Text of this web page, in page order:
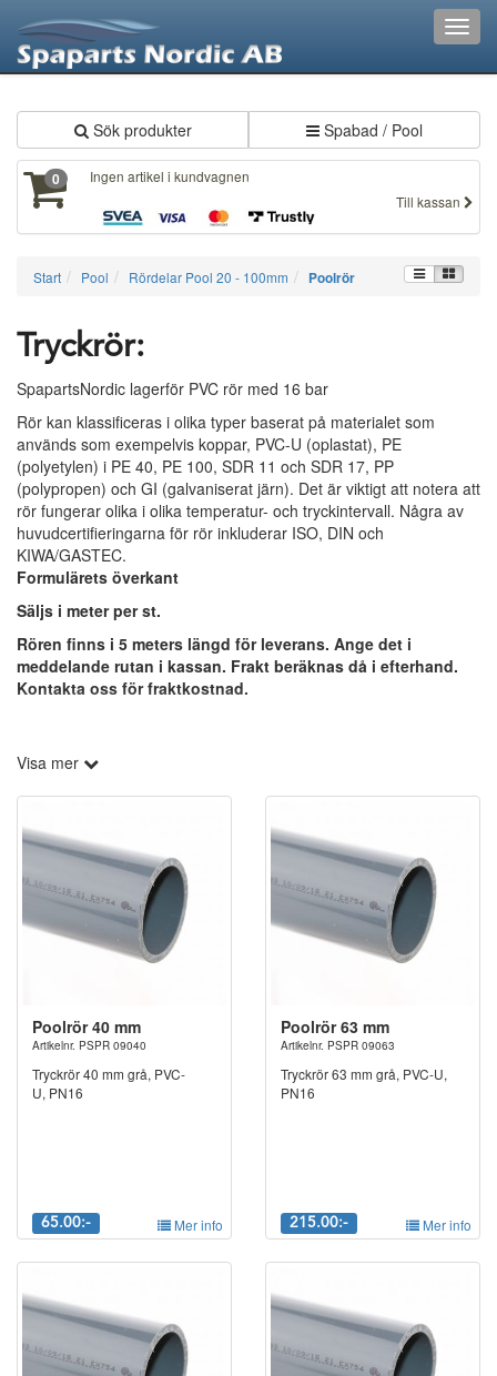
Sök produkter Spabad / Pool
0
Ingen artikel i kundvagnen
Till kassan
Start Pool Rördelar Pool 20 - 100mm Poolrör
Tryckrör:
SpapartsNordic lagerför PVC rör med 16 bar
Rör kan klassificeras i olika typer baserat på materialet som
används som exempelvis koppar, PVC-U (oplastat), PE
(polyetylen) i PE 40, PE 100, SDR 11 och SDR 17, PP
(polypropen) och GI (galvaniserat järn). Det är viktigt att notera att
rör fungerar olika i olika temperatur- och tryckintervall. Några av
huvudcertifieringarna för rör inkluderar ISO, DIN och
KIWA/GASTEC.
Formulärets överkant
Säljs i meter per st.
Rören finns i 5 meters längd för leverans. Ange det i
meddelande rutan i kassan. Frakt beräknas då i efterhand.
Kontakta oss för fraktkostnad.
Visa mer
Poolrör 40 mm
Artikelnr. PSPR 09040
Tryckrör 40 mm grå, PVC-
U, PN16
65.00:- Mer info
Poolrör 63 mm
Artikelnr. PSPR 09063
Tryckrör 63 mm grå, PVC-U,
PN16
215.00:- Mer info